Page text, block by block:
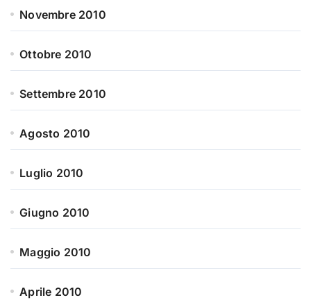
Novembre 2010
Ottobre 2010
Settembre 2010
Agosto 2010
Luglio 2010
Giugno 2010
Maggio 2010
Aprile 2010